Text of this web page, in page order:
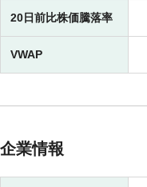
20日前比株価騰落率
VWAP
企業情報